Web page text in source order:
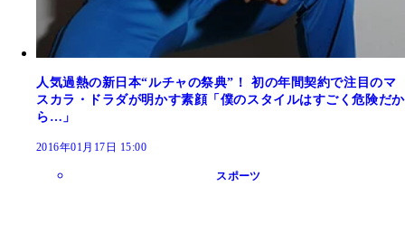
人気過熱の新日本“ルチャの祭典”！ 初の年間契約で注目のマ
スカラ・ドラダが明かす素顔「僕のスタイルはすごく危険だか
ら…」
2016年01月17日 15:00
スポーツ